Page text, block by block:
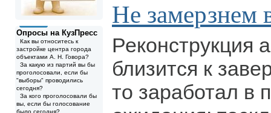
Опросы на КузПресс
Как вы относитесь к
застройке центра города
объектами А. Н. Говора?
За какую из партий вы бы
проголосовали, если бы
"выборы" проводились
сегодня?
За кого проголосовали бы
вы, если бы голосование
было сегодня?
Не замерзнем
Реконструкция
близится к
то заработал в